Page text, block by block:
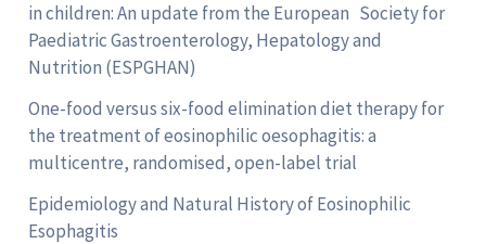
in children: An update from the European Society for
Paediatric Gastroenterology, Hepatology and
Nutrition (ESPGHAN)
One-food versus six-food elimination diet therapy for
the treatment of eosinophilic oesophagitis: a
multicentre, randomised, open-label trial
Epidemiology and Natural History of Eosinophilic
Esophagitis